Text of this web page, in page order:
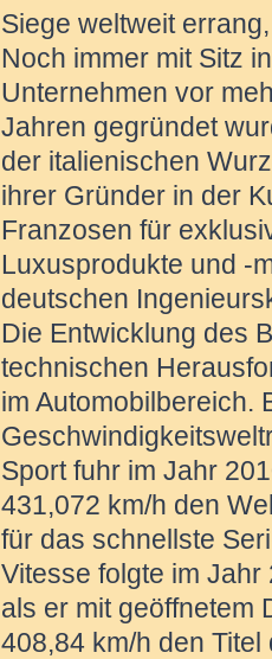
Siege weltweit
Noch immer mit Sitz
Unternehmen vor
Jahren gegründet
der italienischen
ihrer Gründer in der
Franzosen für
Luxusprodukte und -
deutschen
Die Entwicklung des
technischen
im Automobilbereich.
Sport fuhr im Jahr
431,072 km/h den
für das schnellste
Vitesse folgte im Jahr
als er mit geöffnetem
408,84 km/h den Titel